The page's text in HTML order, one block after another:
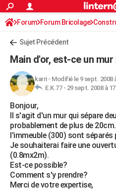
ACTUALITÉS
Politique
Société
Faits Divers
Education
Monde
Villes
+
FINANCE
Retraite
Impôts
Epargne
Immobilier
Risques naturels par ville
Banque
Assurance
Crédit
AUTO
Essais
Réserver un essai
Citadines
Berlines
SUV
Forum auto
+HIGH-TECH
Mobiles
Meilleur smartphone
Internet
Ordinateurs
Jeux vidéo
Guide high-tech
+BRICOLAGE
Forum
Aménagement intérieur
Extérieur
Cuisine
Salle de bains
Jardinage
Rangement
WEEK-END
Guides de France
Escapades
Patrimoine
Expositions
Musées
Week-end nature
+LIFESTYLE
Forum Forum Bricolage
Sujet Précédent
Main d'or, est-ce un
karri- Modifié le 9 sept. 2008
E.K.77 - 29 sept. 2008 à
Bonjour,
Il s'agit d'un mur qui sépare
probablement de plus de
l'immeuble (300) sont séparés
Je souhaiterai faire une
(0.8mx2m).
Est-ce possible?
Comment s'y prendre?
Merci de votre expertise,